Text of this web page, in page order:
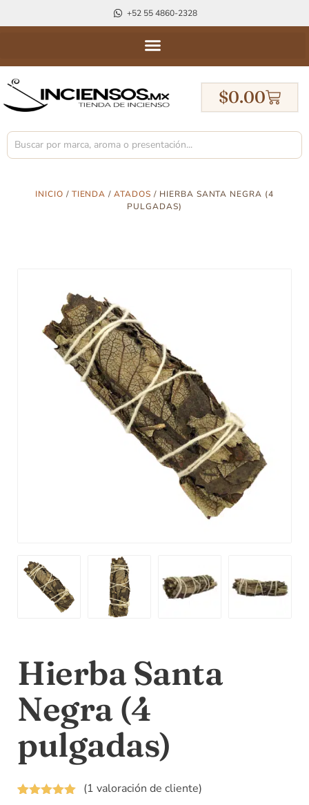
+52 55 4860-2328
$0.00
INICIO / TIENDA /ATADOS / HIERBA SANTA NEGRA (4
PULGADAS)
Hierba Santa
Negra (4
pulgadas)
(1 valoración de cliente)